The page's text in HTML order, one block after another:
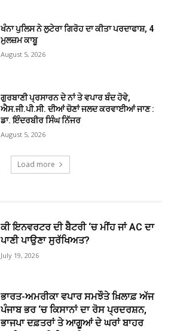
ਖੰਨਾ ਪੁਲਿਸ ਨੇ ਲੁਟੇਰਾ ਗਿਰੋਹ ਦਾ ਕੀਤਾ ਪਰਦਾਫਾਸ਼, 4
ਮੁਲਜ਼ਮ ਕਾਬੂ
August 5, 2026
ਗੁਰਬਾਣੀ ਪ੍ਰਸਾਰਨ ਦੇ ਨਾਂ ਤੇ ਵਪਾਰ ਬੰਦ ਹੋਵੇ,
ਐਸ.ਜੀ.ਪੀ.ਸੀ. ਦੀਆਂ ਚੋਣਾਂ ਜਲਦ ਕਰਵਾਈਆਂ ਜਾਣ :
ਡਾ. ਇੰਦਰਬੀਰ ਸਿੰਘ ਨਿੱਜਰ
August 5, 2026
Load more
ਕੀ ਇਨਵਰਟਰ ਦੀ ਬੈਟਰੀ ‘ਚ ਮੀਂਹ ਜਾਂ AC ਦਾ
ਪਾਣੀ ਪਾਉਣਾ ਸੁਰੱਖਿਅਤ?
July 19, 2026
ਭਾਰਤ-ਅਮਰੀਕਾ ਵਪਾਰ ਸਮਝੌਤੇ ਖ਼ਿਲਾਫ਼ ਅੱਜ
ਪੰਜਾਬ ਭਰ ‘ਚ ਕਿਸਾਨਾਂ ਦਾ ਰੋਸ ਪ੍ਰਦਰਸ਼ਨ,
ਭਾਜਪਾ ਦਫ਼ਤਰਾਂ ਤੇ ਆਗੂਆਂ ਦੇ ਘਰਾਂ ਬਾਹਰ